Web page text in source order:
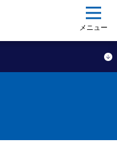
メニュー